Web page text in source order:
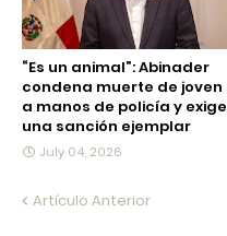
“Es un animal”: Abinader
condena muerte de joven
a manos de policía y exige
una sanción ejemplar
July 04, 2026
Artículo Anterior